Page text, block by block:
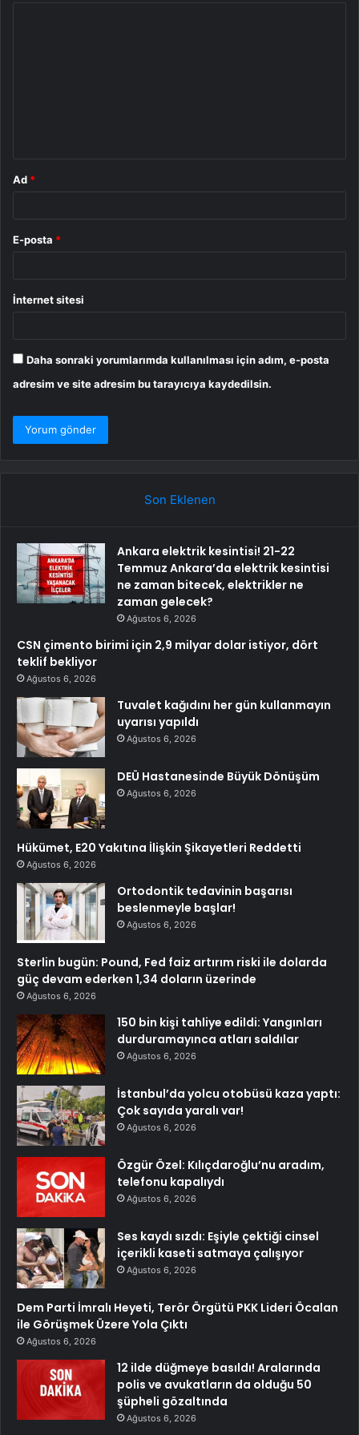
Ad *
E-posta *
İnternet sitesi
Daha sonraki yorumlarımda kullanılması için adım, e-posta
adresim ve site adresim bu tarayıcıya kaydedilsin.
Son Eklenen
Ankara elektrik kesintisi! 21-22
Temmuz Ankara’da elektrik kesintisi
ne zaman bitecek, elektrikler ne
zaman gelecek?
Ağustos 6, 2026
CSN çimento birimi için 2,9 milyar dolar istiyor, dört
teklif bekliyor
Ağustos 6, 2026
Tuvalet kağıdını her gün kullanmayın
uyarısı yapıldı
Ağustos 6, 2026
DEÜ Hastanesinde Büyük Dönüşüm
Ağustos 6, 2026
Hükümet, E20 Yakıtına İlişkin Şikayetleri Reddetti
Ağustos 6, 2026
Ortodontik tedavinin başarısı
beslenmeyle başlar!
Ağustos 6, 2026
Sterlin bugün: Pound, Fed faiz artırım riski ile dolarda
güç devam ederken 1,34 doların üzerinde
Ağustos 6, 2026
150 bin kişi tahliye edildi: Yangınları
durduramayınca atları saldılar
Ağustos 6, 2026
İstanbul’da yolcu otobüsü kaza yaptı:
Çok sayıda yaralı var!
Ağustos 6, 2026
Özgür Özel: Kılıçdaroğlu’nu aradım,
telefonu kapalıydı
Ağustos 6, 2026
Ses kaydı sızdı: Eşiyle çektiği cinsel
içerikli kaseti satmaya çalışıyor
Ağustos 6, 2026
Dem Parti İmralı Heyeti, Terör Örgütü PKK Lideri Öcalan
ile Görüşmek Üzere Yola Çıktı
Ağustos 6, 2026
12 ilde düğmeye basıldı! Aralarında
polis ve avukatların da olduğu 50
şüpheli gözaltında
Ağustos 6, 2026